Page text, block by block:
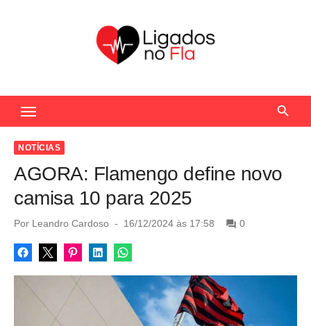
c
NOTÍCIAS
AGORA: Flamengo define novo
camisa 10 para 2025
Por Leandro Cardoso
P
s
t
d
o
16/12/2024 às 17:58 0